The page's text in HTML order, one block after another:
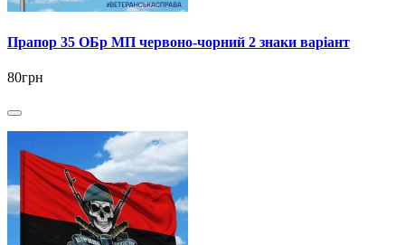
Прапор 35 ОБр МП червоно-чорний 2 знаки варіант
80грн